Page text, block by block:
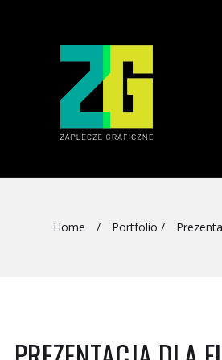
Home / Portfolio /